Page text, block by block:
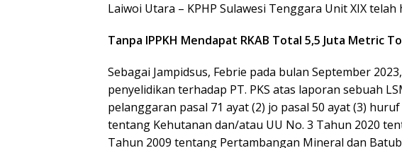
Laiwoi Utara – KPHP Sulawesi Tenggara Unit XIX telah
Tanpa IPPKH Mendapat RKAB Total 5,5 Juta Metric
Sebagai Jampidsus, Febrie pada bulan September
penyelidikan terhadap PT. PKS atas laporan sebuah
pelanggaran pasal 71 ayat (2) jo pasal 50 ayat (3)
tentang Kehutanan dan/atau UU No. 3 Tahun 2020
Tahun 2009 tentang Pertambangan Mineral dan